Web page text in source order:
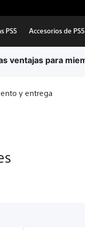
PS5 Accesorios de PS5
y entrega